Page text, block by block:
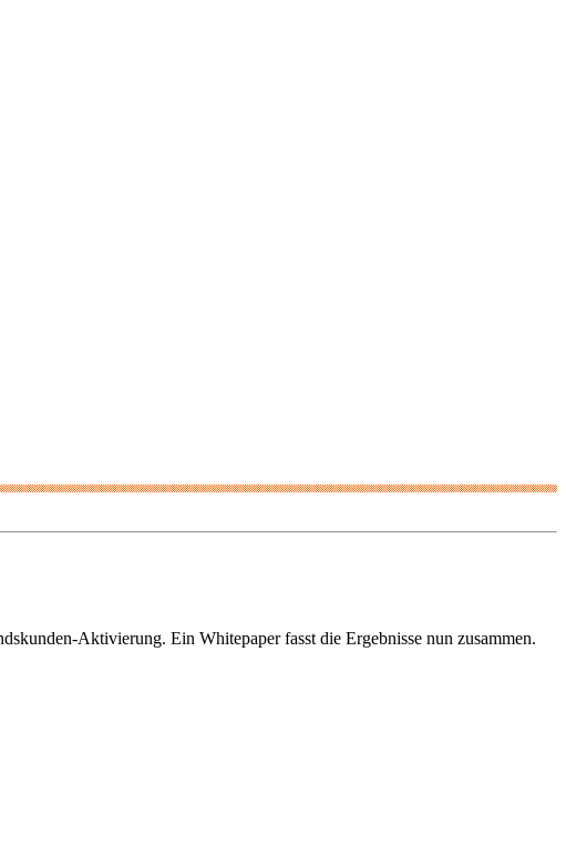
Aktivierung. Ein Whitepaper fasst die Ergebnisse nun zusammen.